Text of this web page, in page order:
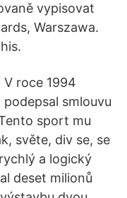
vypisovat
Warszawa.
V roce 1994
podepsal smlouvu
sport mu
světe, div se, se
a logický
deset milionů